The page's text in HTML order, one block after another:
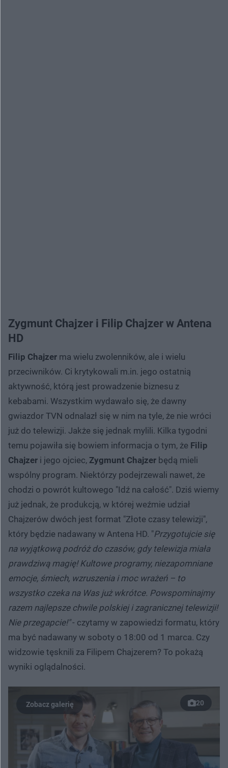
Zygmunt Chajzer i Filip Chajzer w Antena
HD
Filip Chajzer ma wielu zwolenników, ale i wielu
przeciwników. Ci krytykowali m.in. jego ostatnią
aktywność, którą jest prowadzenie biznesu z
kebabami. Wszystkim wydawało się, że dawny
gwiazdor TVN odnalazł się w nim na tyle, że nie wróci
już do telewizji. Jakże się jednak mylili. Kilka tygodni
temu pojawiła się bowiem informacja o tym, że Filip
Chajzer i jego ojciec, Zygmunt Chajzer będą mieli
wspólny program. Niektórzy podejrzewali nawet, że
chodzi o powrót kultowego "Idź na całość". Dziś wiemy
już jednak, że produkcją, w której weźmie udział
Chajzerów dwóch jest format "Złote czasy telewizji",
który będzie nadawany w Antena HD. "Przygotujcie się
na wyjątkową podróż do czasów, gdy telewizja miała
prawdziwą magię! Kultowe programy, niezapomniane
emocje, śmiech, wzruszenia i moc wrażeń – to
wszystko czeka na Was już wkrótce. Powspominajmy
razem najlepsze chwile polskiej i zagranicznej telewizji!
Nie przegapcie!"- czytamy w zapowiedzi formatu, który
ma być nadawany w soboty o 18:00 od 1 marca. Czy
widzowie tęsknili za Filipem Chajzerem? To pokażą
wyniki oglądalności.
20